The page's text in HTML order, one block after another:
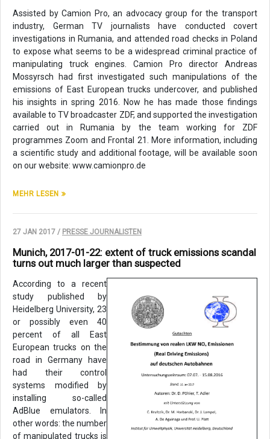
Assisted by Camion Pro, an advocacy group for the transport
industry, German TV journalists have conducted covert
investigations in Rumania, and attended road checks in Poland
to expose what seems to be a widespread criminal practice of
manipulating truck engines. Camion Pro director Andreas
Mossyrsch had first investigated such manipulations of the
emissions of East European trucks undercover, and published
his insights in spring 2016. Now he has made those findings
available to TV broadcaster ZDF, and supported the investigation
carried out in Rumania by the team working for ZDF
programmes Zoom and Frontal 21. More information, including
a scientific study and additional footage, will be available soon
on our website: www.camionpro.de
MEHR LESEN
27 JAN 2017 / PRESSE JOURNALISTEN
Munich, 2017-01-22: extent of truck emissions scandal
turns out much larger than suspected
According to a recent
study published by
Heidelberg University, 23
or possibly even 40
percent of all East
European trucks on the
road in Germany have
had their control
systems modified by
installing so-called
AdBlue emulators. In
other words: the number
of manipulated trucks is